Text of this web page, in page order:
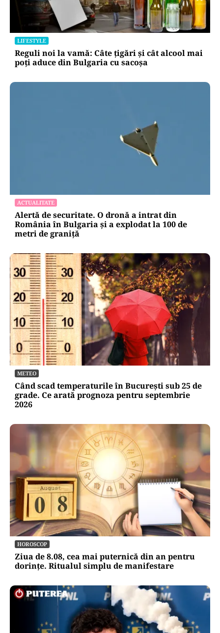
LIFESTYLE
Reguli noi la vamă: Câte țigări și cât alcool mai
poți aduce din Bulgaria cu sacoșa
ACTUALITATE
Alertă de securitate. O dronă a intrat din
România în Bulgaria şi a explodat la 100 de
metri de graniţă
METEO
Când scad temperaturile în București sub 25 de
grade. Ce arată prognoza pentru septembrie
2026
HOROSCOP
Ziua de 8.08, cea mai puternică din an pentru
dorințe. Ritualul simplu de manifestare